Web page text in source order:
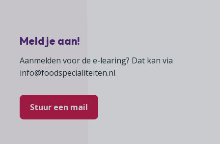
Meld je aan!
Aanmelden voor de e-learing? Dat kan via
info@foodspecialiteiten.nl
Stuur een mail